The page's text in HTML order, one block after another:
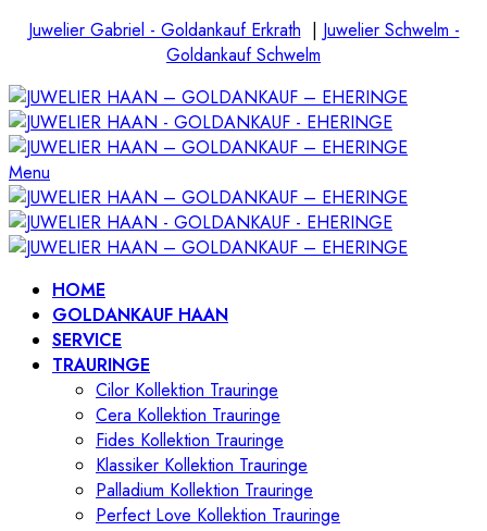
Juwelier Gabriel - Goldankauf Erkrath | Juwelier Schwelm -
Goldankauf Schwelm
Menu
HOME
GOLDANKAUF HAAN
SERVICE
TRAURINGE
Cilor Kollektion Trauringe
Cera Kollektion Trauringe
Fides Kollektion Trauringe
Klassiker Kollektion Trauringe
Palladium Kollektion Trauringe
Perfect Love Kollektion Trauringe